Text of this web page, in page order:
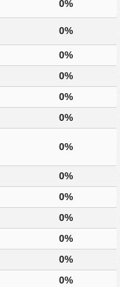
0%
0%
0%
0%
0%
0%
0%
0%
0%
0%
0%
0%
0%